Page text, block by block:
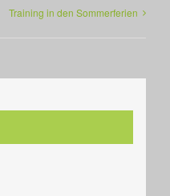
Training in den Sommerferien